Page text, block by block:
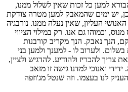
למען כל זכות שאין לשלול ממנו,
יש ימים שהמאבק למען מטרה צודקת
העליון, שאין נעלה ממנו. נורבגיה
וכמוהו גם אנו. רק במילוי הציווי
הנך נאבק. הנך מקריב קורבנות
ולערוב לו - למענך ולמען בני
צריך להכריז ולהודיע. להדגיש ולציין,
ואנוכי למדנו גישה זו מזאב
לנו בעצמו. וזה שנטל מג'וזפה